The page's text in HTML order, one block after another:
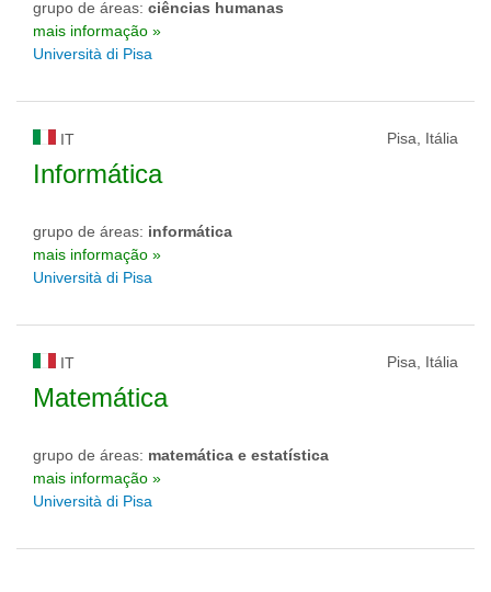
grupo de áreas: ciências humanas
mais informação »
Università di Pisa
IT Pisa, Itália
Informática
grupo de áreas: informática
mais informação »
Università di Pisa
IT Pisa, Itália
Matemática
grupo de áreas: matemática e estatística
mais informação »
Università di Pisa